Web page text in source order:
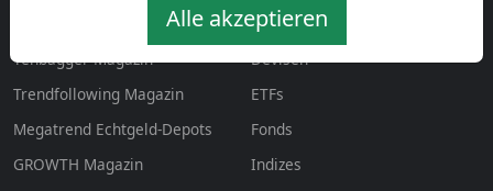
Tenbagger Magazin
Trendfollowing Magazin
Megatrend Echtgeld-Depots
GROWTH Magazin
Aktien
Devisen
ETFs
Fonds
Indizes
Alle akzeptieren